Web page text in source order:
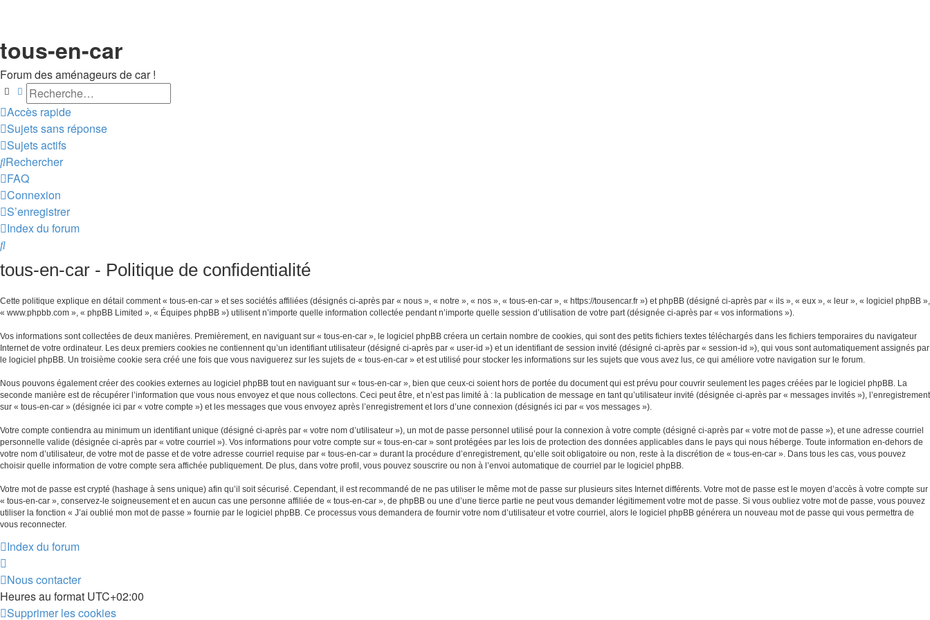
tous-en-car
Forum des aménageurs de car !
Rechercher
Recherche avancée
Accès rapide
Sujets sans réponse
Sujets actifs
Rechercher
FAQ
Connexion
S’enregistrer
Index du forum
Rechercher
tous-en-car - Politique de confidentialité
Cette politique explique en détail comment « tous-en-car » et ses sociétés affiliées (désignés ci-après par « nous », « notre », « nos », « tous-en-car », « https://tousencar.fr ») et phpBB (désigné ci-après par « ils », « eux », « leur », « logiciel phpBB »,
« www.phpbb.com », « phpBB Limited », « Équipes phpBB ») utilisent n’importe quelle information collectée pendant n’importe quelle session d’utilisation de votre part (désignée ci-après par « vos informations »).
Vos informations sont collectées de deux manières. Premièrement, en naviguant sur « tous-en-car », le logiciel phpBB créera un certain nombre de cookies, qui sont des petits fichiers textes téléchargés dans les fichiers temporaires du navigateur
Internet de votre ordinateur. Les deux premiers cookies ne contiennent qu’un identifiant utilisateur (désigné ci-après par « user-id ») et un identifiant de session invité (désigné ci-après par « session-id »), qui vous sont automatiquement assignés par
le logiciel phpBB. Un troisième cookie sera créé une fois que vous naviguerez sur les sujets de « tous-en-car » et est utilisé pour stocker les informations sur les sujets que vous avez lus, ce qui améliore votre navigation sur le forum.
Nous pouvons également créer des cookies externes au logiciel phpBB tout en naviguant sur « tous-en-car », bien que ceux-ci soient hors de portée du document qui est prévu pour couvrir seulement les pages créées par le logiciel phpBB. La
seconde manière est de récupérer l’information que vous nous envoyez et que nous collectons. Ceci peut être, et n’est pas limité à : la publication de message en tant qu’utilisateur invité (désignée ci-après par « messages invités »), l’enregistrement
sur « tous-en-car » (désignée ici par « votre compte ») et les messages que vous envoyez après l’enregistrement et lors d’une connexion (désignés ici par « vos messages »).
Votre compte contiendra au minimum un identifiant unique (désigné ci-après par « votre nom d’utilisateur »), un mot de passe personnel utilisé pour la connexion à votre compte (désigné ci-après par « votre mot de passe »), et une adresse courriel
personnelle valide (désignée ci-après par « votre courriel »). Vos informations pour votre compte sur « tous-en-car » sont protégées par les lois de protection des données applicables dans le pays qui nous héberge. Toute information en-dehors de
votre nom d’utilisateur, de votre mot de passe et de votre adresse courriel requise par « tous-en-car » durant la procédure d’enregistrement, qu’elle soit obligatoire ou non, reste à la discrétion de « tous-en-car ». Dans tous les cas, vous pouvez
choisir quelle information de votre compte sera affichée publiquement. De plus, dans votre profil, vous pouvez souscrire ou non à l’envoi automatique de courriel par le logiciel phpBB.
Votre mot de passe est crypté (hashage à sens unique) afin qu’il soit sécurisé. Cependant, il est recommandé de ne pas utiliser le même mot de passe sur plusieurs sites Internet différents. Votre mot de passe est le moyen d’accès à votre compte sur
« tous-en-car », conservez-le soigneusement et en aucun cas une personne affiliée de « tous-en-car », de phpBB ou une d’une tierce partie ne peut vous demander légitimement votre mot de passe. Si vous oubliez votre mot de passe, vous pouvez
utiliser la fonction « J’ai oublié mon mot de passe » fournie par le logiciel phpBB. Ce processus vous demandera de fournir votre nom d’utilisateur et votre courriel, alors le logiciel phpBB générera un nouveau mot de passe qui vous permettra de
vous reconnecter.
Index du forum
Nous contacter
Heures au format UTC+02:00
Supprimer les cookies